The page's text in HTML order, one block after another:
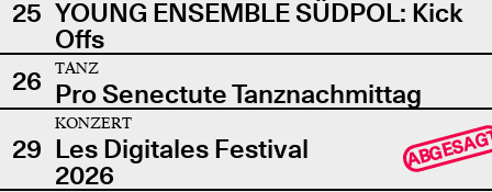
25 YOUNG ENSEMBLE SÜDPOL: Kick
Offs
26
TANZ
Pro Senectute Tanznachmittag
29
KONZERT
Les Digitales Festival
2026